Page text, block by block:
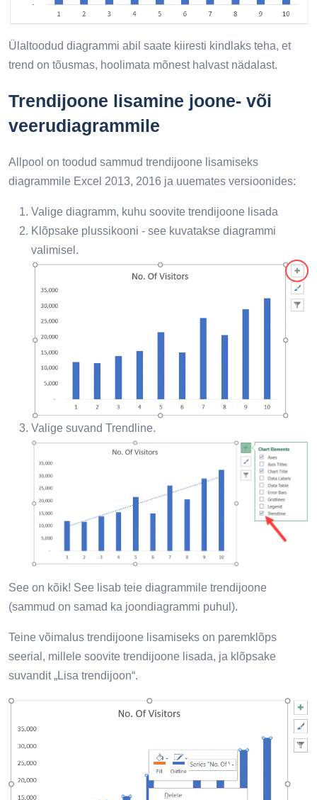
Ülaltoodud diagrammi abil saate kiiresti kindlaks teha, et
trend on tõusmas, hoolimata mõnest halvast nädalast.
Trendijoone lisamine joone- või
veerudiagrammile
Allpool on toodud sammud trendijoone lisamiseks
diagrammile Excel 2013, 2016 ja uuemates versioonides:
Valige diagramm, kuhu soovite trendijoone lisada
Klõpsake plussikooni - see kuvatakse diagrammi
valimisel.
Valige suvand Trendline.
See on kõik! See lisab teie diagrammile trendijoone
(sammud on samad ka joondiagrammi puhul).
Teine võimalus trendijoone lisamiseks on paremklõps
seerial, millele soovite trendijoone lisada, ja klõpsake
suvandit „Lisa trendijoon“.